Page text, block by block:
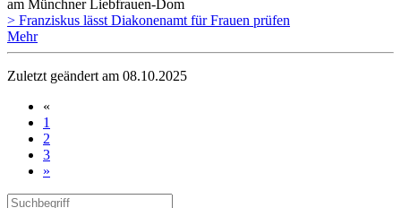
am Münchner Liebfrauen-Dom
> Franziskus lässt Diakonenamt für Frauen prüfen
Mehr
Zuletzt geändert am 08­.10.2025
«
1
2
3
»